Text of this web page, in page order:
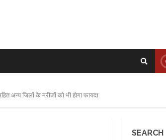
अन्य जिलों के मरीजों को भी होगा फायदा
SEARCH